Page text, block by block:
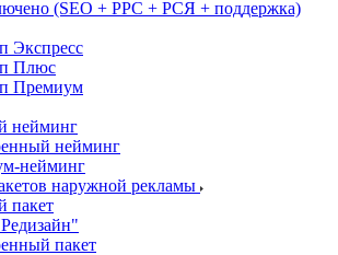
(SEO + PPC + РСЯ + поддержка)
Экспресс
Плюс
Премиум
нейминг
нейминг
нейминг
наружной рекламы
пакет
пакет